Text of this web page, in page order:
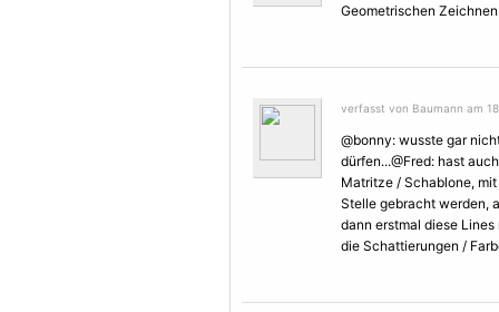
Geometrischen
verfasst von Baumann am
@bonny: wusste gar
dürfen...@Fred: hast
Matritze / Schablone,
Stelle gebracht werden,
dann erstmal diese
die Schattierungen /